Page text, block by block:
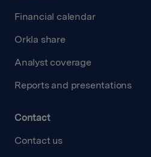
Financial calendar
Orkla share
Analyst coverage
Reports and presentations
Contact
Contact us